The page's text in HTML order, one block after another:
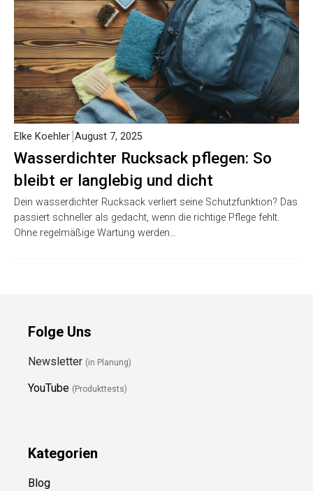
Wasserdichter Rucksack pflegen: So
bleibt er langlebig und dicht
Elke Koehler August 7, 2025
Dein wasserdichter Rucksack verliert seine Schutzfunktion? Das
passiert schneller als gedacht, wenn die richtige Pflege fehlt.
Ohne regelmäßige Wartung werden…
Folge Uns
Newsletter (in Planung)
YouTube (Produkttests)
Kategorien
Blog